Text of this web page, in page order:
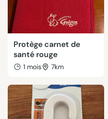
Protège carnet de
santé rouge
1 mois 7km